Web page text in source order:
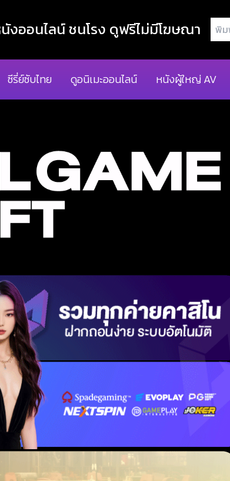
งออนไลน์ ชนโรง ดูฟรีไม่มีโฆษณา
พิมพ์
ชื่อ
ย์...
ซีรี่ย์ซับไทย ดูอนิเมะออนไลน์ หนังผู้ใหญ่ AV